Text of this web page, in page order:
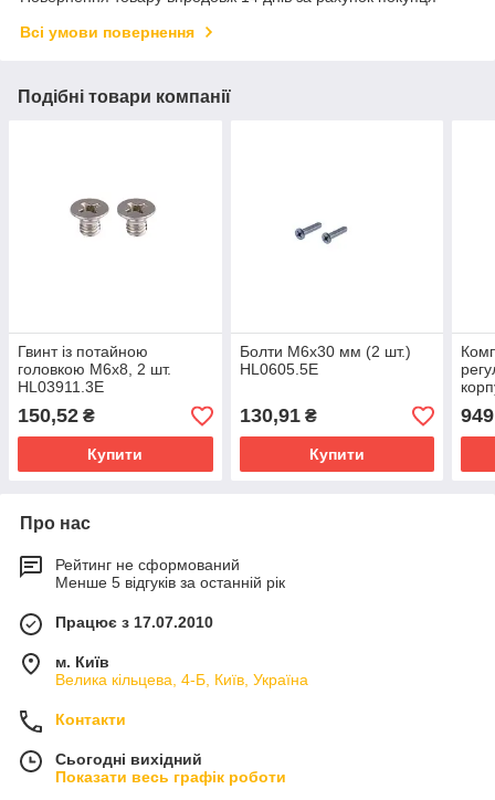
Всі умови повернення
Подібні товари компанії
Гвинт із потайною
головкою М6х8, 2 шт.
HL03911.3E
150,52 ₴
Купити
Болти М6х30 мм (2 шт.)
HL0605.5E
130,91₴
Купити
шт.)
Про нас
Рейтинг не сформований
Менше 5 відгуків за останній рік
Працює з 17.07.2010
м. Київ
Велика кільцева, 4-Б, Київ, Україна
Контакти
Сьогодні вихідний
Показати весь графік роботи